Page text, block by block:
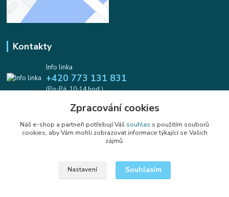
Kontakty
Info linka
+420 773 131 831
(Po-Pá, 10-14 hod.)
info@koralkomat.cz
Upravit sběr cookies.
Zpracování cookies
Náš e-shop a partneři potřebují Váš souhlas s použitím souborů
cookies, aby Vám mohli zobrazovat informace týkající se Vašich
zájmů.
Nastavení Souhlasím